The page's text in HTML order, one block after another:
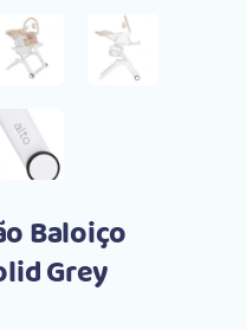
Baloiço
Grey